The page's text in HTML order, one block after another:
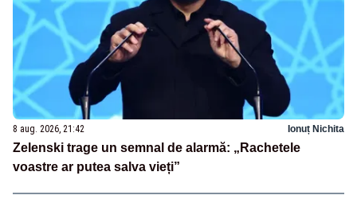
8 aug. 2026, 21:42 Ionuț Nichita
Zelenski trage un semnal de alarmă: „Rachetele
voastre ar putea salva vieți”